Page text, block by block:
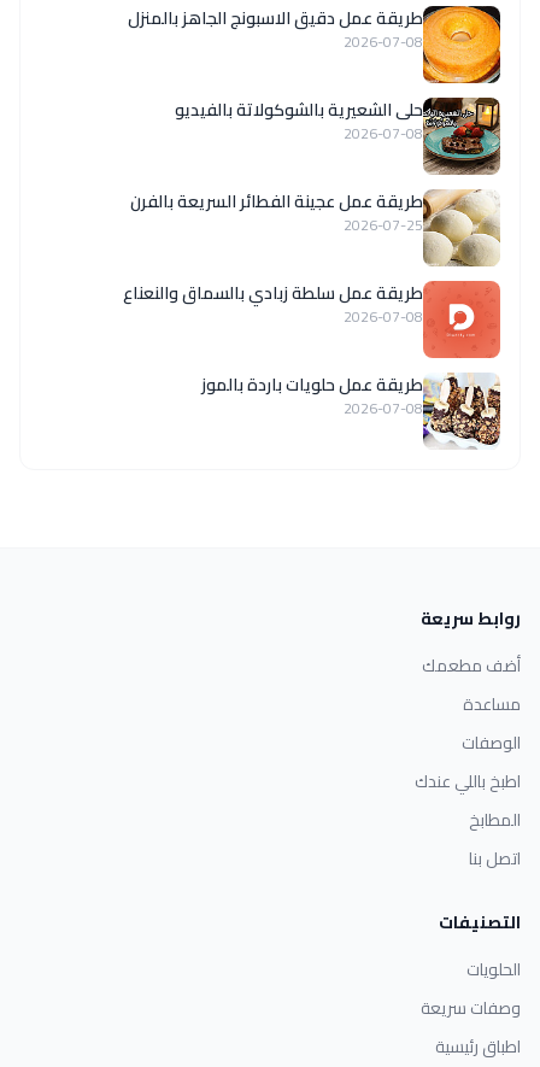
طريقة عمل دقيق الاسبونج الجاهز بالمنزل
2026-07-08
حلى الشعيرية بالشوكولاتة بالفيديو
2026-07-08
طريقة عمل عجينة الفطائر السريعة بالفرن
2026-07-25
طريقة عمل سلطة زبادي بالسماق والنعناع
2026-07-08
طريقة عمل حلويات باردة بالموز
2026-07-08
روابط سريعة
أضف مطعمك
مساعدة
الوصفات
اطبخ باللي عندك
المطابخ
اتصل بنا
التصنيفات
الحلويات
وصفات سريعة
اطباق رئيسية